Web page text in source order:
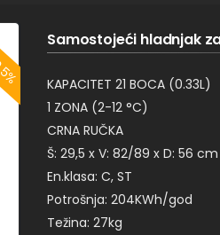
Samostojeći hladnjak
KAPACITET 21 BOCA (0.33L)
1 ZONA (2-12 °C)
CRNA RUČKA
Š: 29,5 x V: 82/89 x D: 56 cm
En.klasa: C, ST
Potrošnja: 204KWh/god
Težina: 27kg